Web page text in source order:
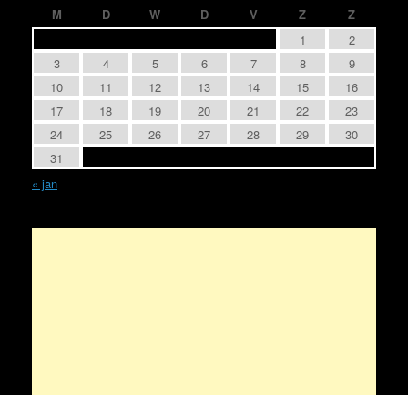
M
D W D V Z
Z
1
2
3
4 5 6 7 8
9
10
11 12 13 14 15
16
17
18 19 20 21 22
23
24
25 26 27 28 29
30
31
« jan